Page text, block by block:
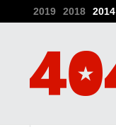
2019 2018 2014